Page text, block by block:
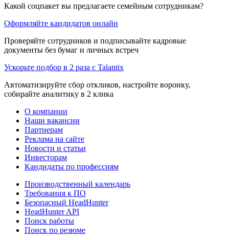
Какой соцпакет вы предлагаете семейным сотрудникам?
Оформляйте кандидатов онлайн
Проверяйте сотрудников и подписывайте кадровые
документы без бумаг и личных встреч
Ускорьте подбор в 2 раза с Talantix
Автоматизируйте сбор откликов, настройте воронку,
собирайте аналитику в 2 клика
О компании
Наши вакансии
Партнерам
Реклама на сайте
Новости и статьи
Инвесторам
Кандидаты по профессиям
Производственный календарь
Требования к ПО
Безопасный HeadHunter
HeadHunter API
Поиск работы
Поиск по резюме